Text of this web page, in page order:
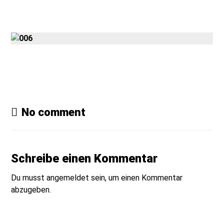
No comment
Schreibe einen Kommentar
Du musstangemeldet sein, um einen Kommentar
abzugeben.